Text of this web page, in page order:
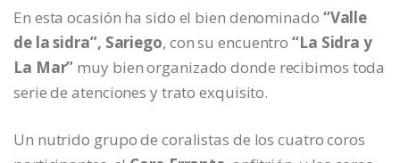
En esta ocasión ha sido el bien denominado “Valle
de la sidra”, Sariego, con su encuentro“La Sidra y
La Mar” muy bien organizado donde recibimos toda
serie de atenciones y trato exquisito.
Un nutrido grupo de coralistas de los cuatro coros